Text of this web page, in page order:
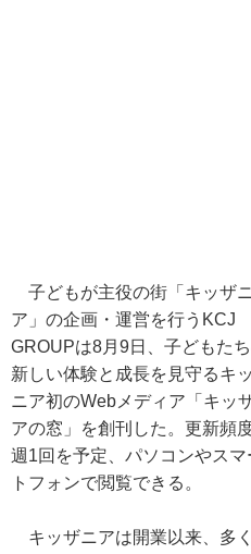
子どもが主役の街「キッザニ
ア」の企画・運営を行うKCJ
GROUPは8月9日、子どもた
新しい体験と成長を見守るキ
ニア初のWebメディア「キッ
アの窓」を創刊した。更新頻
週1回を予定、パソコンやスマ
トフォンで閲覧できる。
キッザニアは開業以来、多